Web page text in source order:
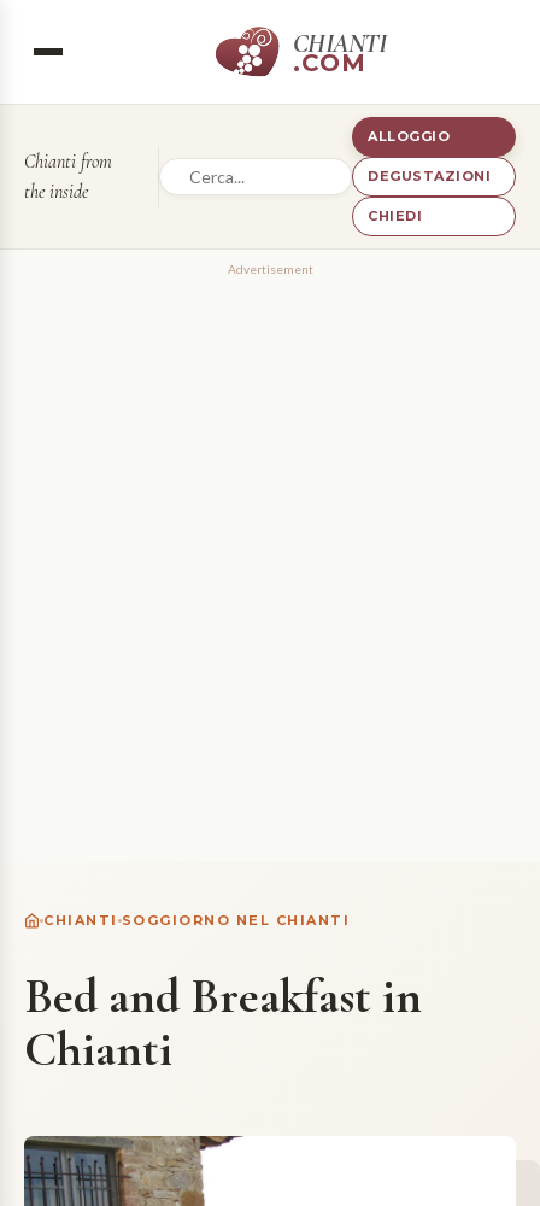
CHIANTI
.COM
Chianti from
the inside
ALLOGGIO
DEGUSTAZIONI
CHIEDI
Advertisement
CHIANTI SOGGIORNO NEL CHIANTI
Bed and Breakfast in
Chianti